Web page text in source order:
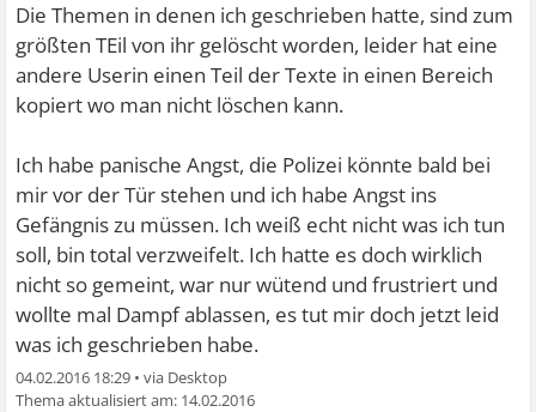
Die Themen in denen ich geschrieben hatte, sind zum
größten TEil von ihr gelöscht worden, leider hat eine
andere Userin einen Teil der Texte in einen Bereich
kopiert wo man nicht löschen kann.
Ich habe panische Angst, die Polizei könnte bald bei
mir vor der Tür stehen und ich habe Angst ins
Gefängnis zu müssen. Ich weiß echt nicht was ich tun
soll, bin total verzweifelt. Ich hatte es doch wirklich
nicht so gemeint, war nur wütend und frustriert und
wollte mal Dampf ablassen, es tut mir doch jetzt leid
was ich geschrieben habe.
04.02.2016 18:29 •
14.02.2016